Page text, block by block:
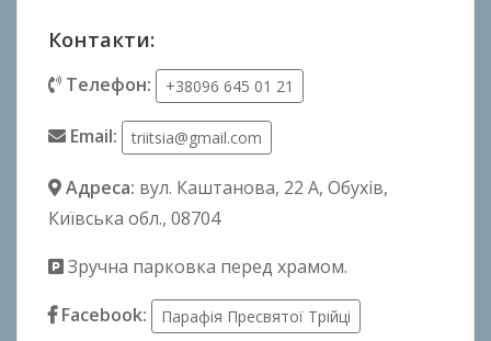
Контакти:
Телефон: +38096 645 01 21
Email: triitsia@gmail.com
Адреса: вул. Каштанова, 22 А, Обухів,
Київська обл., 08704
Зручна парковка перед храмом.
Facebook:
Парафія Пресвятої Трійці